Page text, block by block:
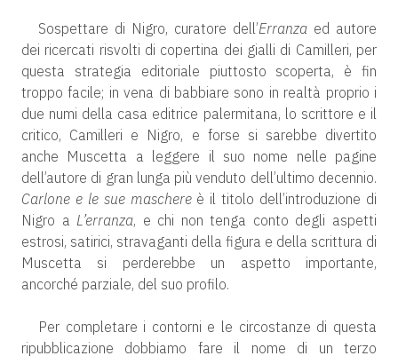
Sospettare di Nigro, curatore dell’Erranzaed autore
dei ricercati risvolti di copertina dei gialli di Camilleri, per
questa strategia editoriale piuttosto scoperta, è fin
troppo facile; in vena di babbiare sono in realtà proprio i
due numi della casa editrice palermitana, lo scrittore e il
critico, Camilleri e Nigro, e forse si sarebbe divertito
anche Muscetta a leggere il suo nome nelle pagine
dell’autore di gran lunga più venduto dell’ultimo decennio.
Carlone e le sue maschereè il titolo dell’introduzione di
Nigro aL’erranza, e chi non tenga conto degli aspetti
estrosi, satirici, stravaganti della figura e della scrittura di
Muscetta si perderebbe un aspetto importante,
ancorché parziale, del suo profilo.
Per completare i contorni e le circostanze di questa
ripubblicazione dobbiamo fare il nome di un terzo